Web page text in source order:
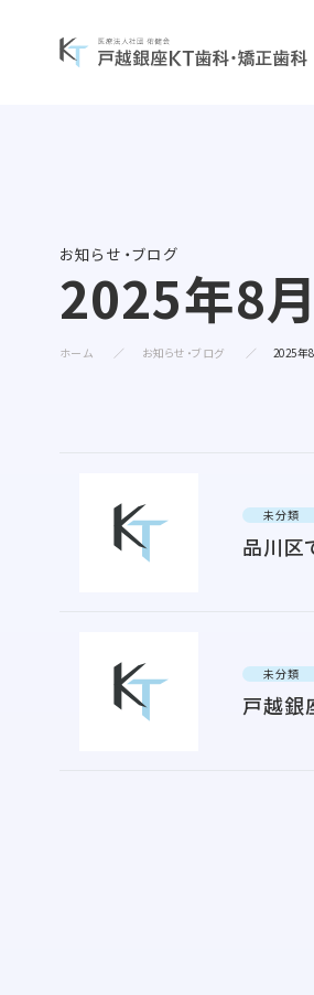
診療コンセプト
予防歯科
矯正治療症例につい
お知らせ・ブログ
2025年8
ホーム お知らせ・ブログ 2025年
未分類
品川区
未分類
戸越銀